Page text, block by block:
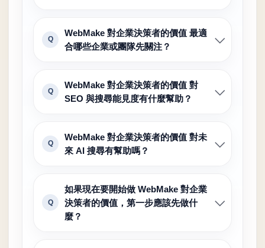
Q
WebMake 對企業決策者的價值 最適
合哪些企業或團隊先關注？
Q
WebMake 對企業決策者的價值 對
SEO 與搜尋能見度有什麼幫助？
Q
WebMake 對企業決策者的價值 對未
來 AI 搜尋有幫助嗎？
Q
如果現在要開始做 WebMake 對企業
決策者的價值，第一步應該先做什
麼？